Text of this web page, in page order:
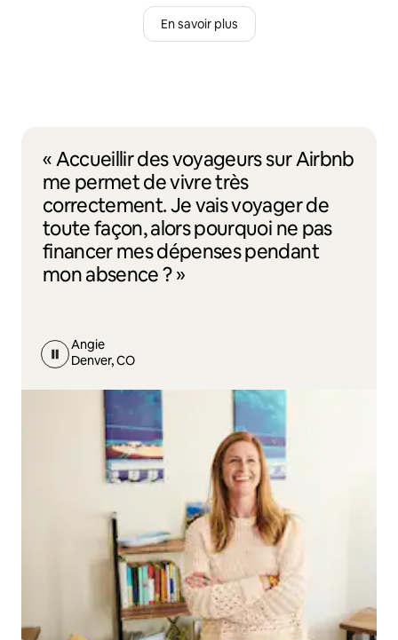
En savoir plus
« Accueillir des voyageurs sur Airbnb
me permet de vivre très
correctement. Je vais voyager de
toute façon, alors pourquoi ne pas
financer mes dépenses pendant
mon absence ? »
Angie
Denver, CO